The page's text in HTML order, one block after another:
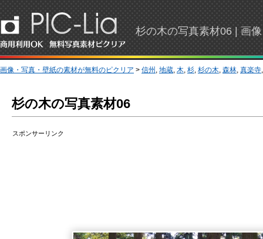
杉の木の写真素材06 | 画
画像・写真・壁紙の素材が無料のピクリア > 信州 , 地蔵, 木, 杉, 杉の木, 森林, 真楽寺
杉の木の写真素材06
スポンサーリンク